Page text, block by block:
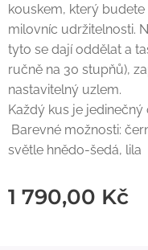
kouskem, který
milovníc udržitelnosti.
tyto se dají oddělat a
ručně na 30 stupňů),
nastavitelný uzlem.
Každý kus je jedinečný
Barevné možnosti:
světle hnědo-šedá, lila
1 790,00 Kč